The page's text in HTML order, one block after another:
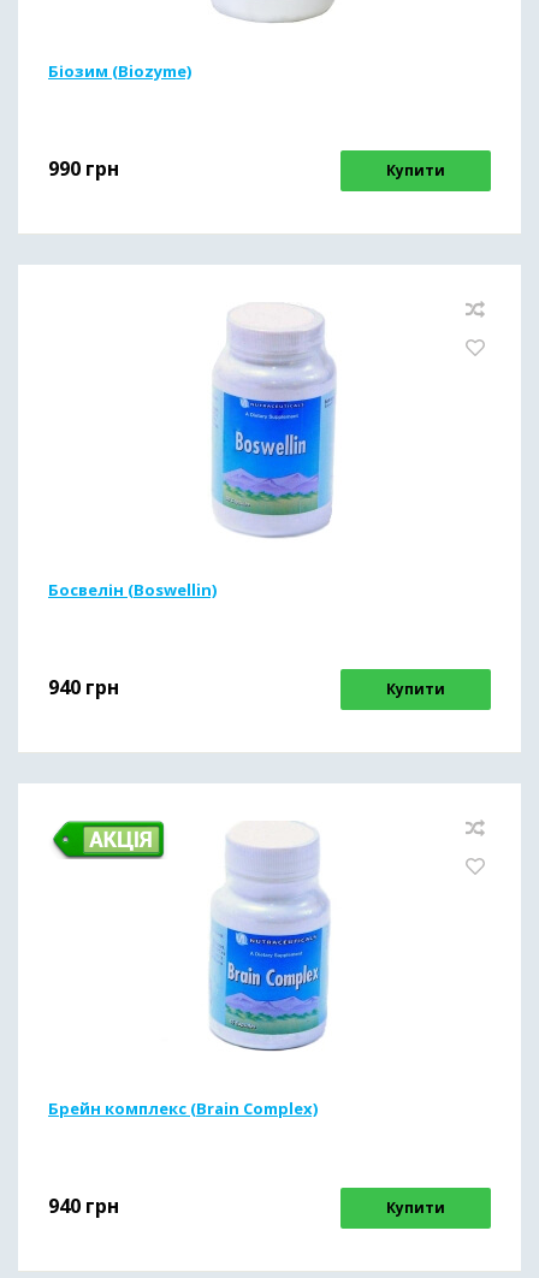
Біозим (Biozyme)
990 грн Купити
Босвелін (Boswellin)
940 грн Купити
Брейн комплекс (Brain Complex)
940 грн Купити